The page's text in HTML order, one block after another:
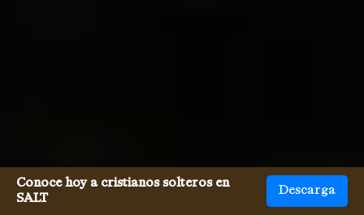
Conoce hoy a cristianos solteros en
SALT
Descarga